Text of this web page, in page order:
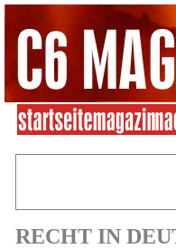
RECHT IN